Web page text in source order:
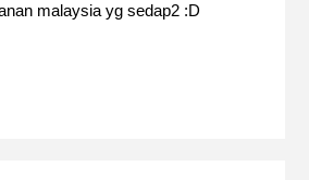
malaysia yg sedap2 :D